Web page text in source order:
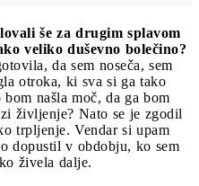
še za drugim splavom
veliko duševno bolečino?
da sem noseča, sem
otroka, ki sva si ga tako
našla moč, da ga bom
življenje? Nato se je zgodil
trpljenje. Vendar si upam
dopustil v obdobju, ko sem
živela dalje.